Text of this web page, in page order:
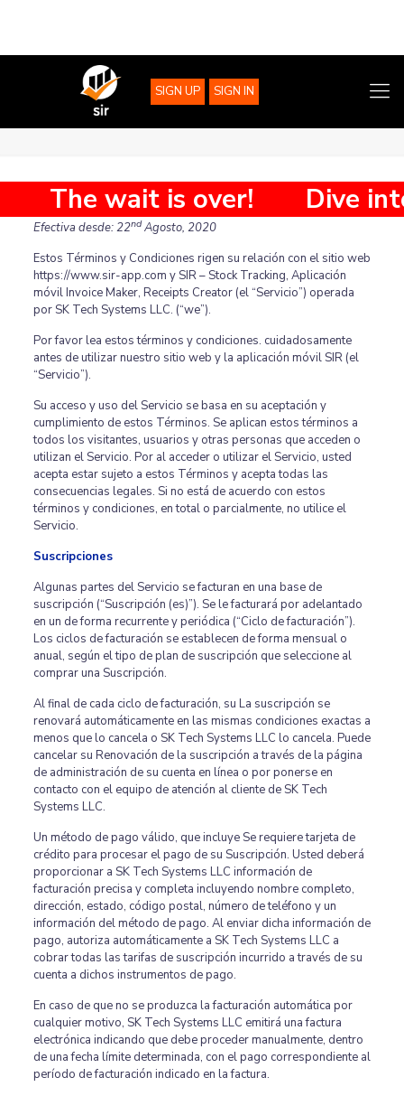
SIGN UP SIGN IN
The wait is over! Dive into
Efectiva desde: 22ndAgosto, 2020
Estos Términos y Condiciones rigen su relación con el sitio web
https://www.sir-app.com y SIR – Stock Tracking, Aplicación
móvil Invoice Maker, Receipts Creator (el “Servicio”) operada
por SK Tech Systems LLC. (“we”).
Por favor lea estos términos y condiciones. cuidadosamente
antes de utilizar nuestro sitio web y la aplicación móvil SIR (el
“Servicio”).
Su acceso y uso del Servicio se basa en su aceptación y
cumplimiento de estos Términos. Se aplican estos términos a
todos los visitantes, usuarios y otras personas que acceden o
utilizan el Servicio. Por al acceder o utilizar el Servicio, usted
acepta estar sujeto a estos Términos y acepta todas las
consecuencias legales. Si no está de acuerdo con estos
términos y condiciones, en total o parcialmente, no utilice el
Servicio.
Suscripciones
Algunas partes del Servicio se facturan en una base de
suscripción (“Suscripción (es)”). Se le facturará por adelantado
en un de forma recurrente y periódica (“Ciclo de facturación”).
Los ciclos de facturación se establecen de forma mensual o
anual, según el tipo de plan de suscripción que seleccione al
comprar una Suscripción.
Al final de cada ciclo de facturación, su La suscripción se
renovará automáticamente en las mismas condiciones exactas a
menos que lo cancela o SK Tech Systems LLC lo cancela. Puede
cancelar su Renovación de la suscripción a través de la página
de administración de su cuenta en línea o por ponerse en
contacto con el equipo de atención al cliente de SK Tech
Systems LLC.
Un método de pago válido, que incluye Se requiere tarjeta de
crédito para procesar el pago de su Suscripción. Usted deberá
proporcionar a SK Tech Systems LLC información de
facturación precisa y completa incluyendo nombre completo,
dirección, estado, código postal, número de teléfono y un
información del método de pago. Al enviar dicha información de
pago, autoriza automáticamente a SK Tech Systems LLC a
cobrar todas las tarifas de suscripción incurrido a través de su
cuenta a dichos instrumentos de pago.
En caso de que no se produzca la facturación automática por
cualquier motivo, SK Tech Systems LLC emitirá una factura
electrónica indicando que debe proceder manualmente, dentro
de una fecha límite determinada, con el pago correspondiente al
período de facturación indicado en la factura.